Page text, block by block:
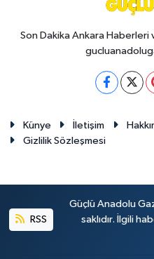
Son Dakika Ankara
Künye İletişim
Gizlilik Sözleşmesi
RSS
Güçlü Anadolu
saklıdır. İlgili